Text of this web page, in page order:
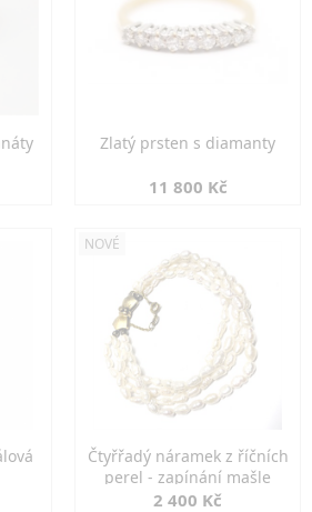
Zlatý prsten s diamanty
11 800 Kč
NOVÉ
Čtyřřadý náramek z říčních
perel - zapínání mašle
2 400 Kč